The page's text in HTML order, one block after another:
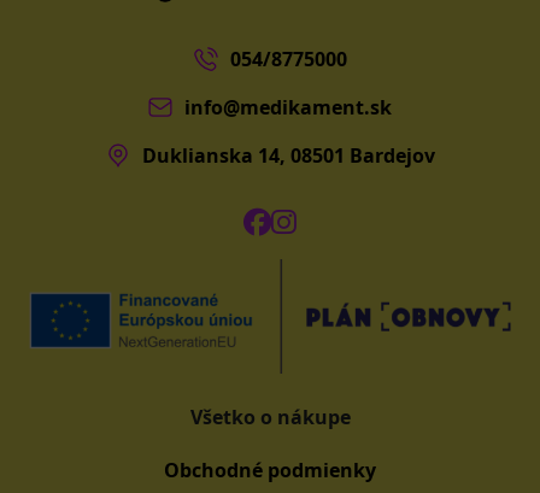
054/8775000
info@medikament.sk
Duklianska 14, 08501 Bardejov
Všetko o nákupe
Obchodné podmienky